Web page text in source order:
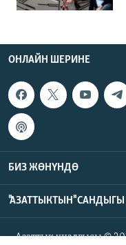
ОНЛАЙН ШЕРИНЕ
БИЗ ЖӨНҮНДӨ
"АЗАТТЫКТЫН" САНДЫГЫ
Азаттык үналгысы ©